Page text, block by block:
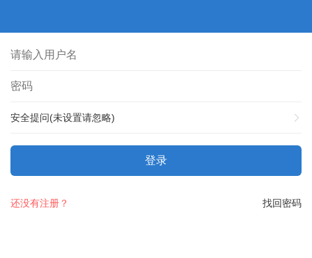
安全提问(未设置请忽略)
登录
找回密码
还没有注册？